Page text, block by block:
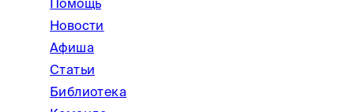
Помощь
Новости
Афиша
Статьи
Библиотека